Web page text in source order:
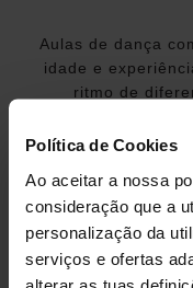
Política de Cookies
Ao aceitar a nossa
consideração que a
personalização da
serviços e ofertas
alterar as tuas
Aulas de dança
idade e
ritmo de
que aprendam a